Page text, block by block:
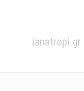
ianatropi.gr